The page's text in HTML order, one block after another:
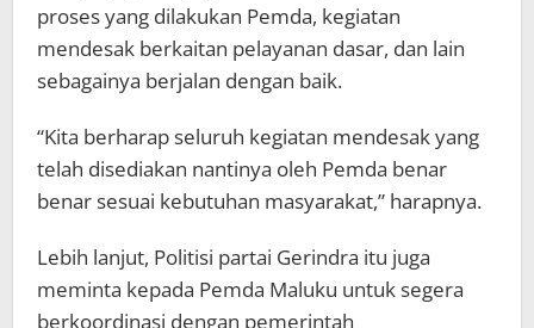
proses yang dilakukan Pemda, kegiatan
mendesak berkaitan pelayanan dasar, dan lain
sebagainya berjalan dengan baik.
“Kita berharap seluruh kegiatan mendesak yang
telah disediakan nantinya oleh Pemda benar
benar sesuai kebutuhan masyarakat,” harapnya.
Lebih lanjut, Politisi partai Gerindra itu juga
meminta kepada Pemda Maluku untuk segera
berkoordinasi dengan pemerintah